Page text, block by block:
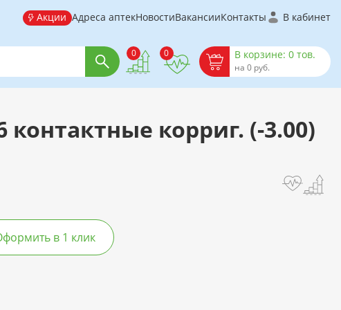
Акции Адреса аптекНовостиВакансииКонтакты В кабинет
0 0 В корзине: 0 тов.
на 0 руб.
корриг. (-3.00)
в 1 клик